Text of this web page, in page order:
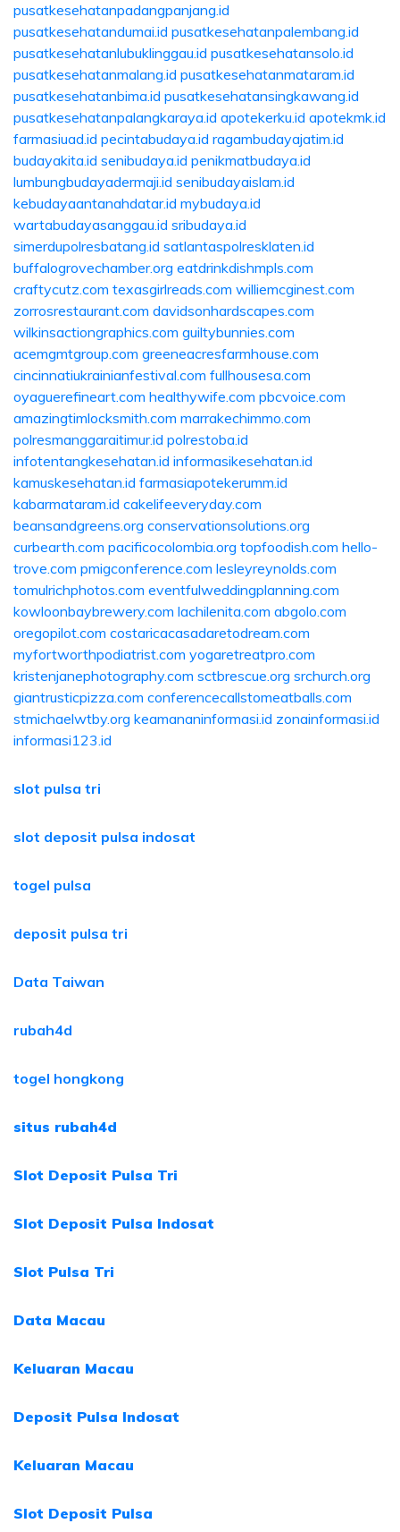
pusatkesehatanpadangpanjang.id
pusatkesehatandumai.id pusatkesehatanpalembang.id
pusatkesehatanlubuklinggau.id pusatkesehatansolo.id
pusatkesehatanmalang.id pusatkesehatanmataram.id
pusatkesehatanbima.id pusatkesehatansingkawang.id
pusatkesehatanpalangkaraya.id apotekerku.id apotekmk.id
farmasiuad.id pecintabudaya.id ragambudayajatim.id
budayakita.id senibudaya.id penikmatbudaya.id
lumbungbudayadermaji.id senibudayaislam.id
kebudayaantanahdatar.id mybudaya.id
wartabudayasanggau.id sribudaya.id
simerdupolresbatang.id satlantaspolresklaten.id
buffalogrovechamber.org eatdrinkdishmpls.com
craftycutz.com texasgirlreads.com williemcginest.com
zorrosrestaurant.com davidsonhardscapes.com
wilkinsactiongraphics.com guiltybunnies.com
acemgmtgroup.com greeneacresfarmhouse.com
cincinnatiukrainianfestival.com fullhousesa.com
oyaguerefineart.com healthywife.com pbcvoice.com
amazingtimlocksmith.com marrakechimmo.com
polresmanggaraitimur.id polrestoba.id
infotentangkesehatan.id informasikesehatan.id
kamuskesehatan.id farmasiapotekerumm.id
kabarmataram.id cakelifeeveryday.com
beansandgreens.org conservationsolutions.org
curbearth.com pacificocolombia.org topfoodish.com hello-
trove.com pmigconference.com lesleyreynolds.com
tomulrichphotos.com eventfulweddingplanning.com
kowloonbaybrewery.com lachilenita.com abgolo.com
oregopilot.com costaricacasadaretodream.com
myfortworthpodiatrist.com yogaretreatpro.com
kristenjanephotography.com sctbrescue.org srchurch.org
giantrusticpizza.com conferencecallstomeatballs.com
stmichaelwtby.org keamananinformasi.id zonainformasi.id
informasi123.id
slot pulsa tri
slot deposit pulsa indosat
togel pulsa
deposit pulsa tri
Data Taiwan
rubah4d
togel hongkong
situs rubah4d
Slot Deposit Pulsa Tri
Slot Deposit Pulsa Indosat
Slot Pulsa Tri
Data Macau
Keluaran Macau
Deposit Pulsa Indosat
Keluaran Macau
Slot Deposit Pulsa